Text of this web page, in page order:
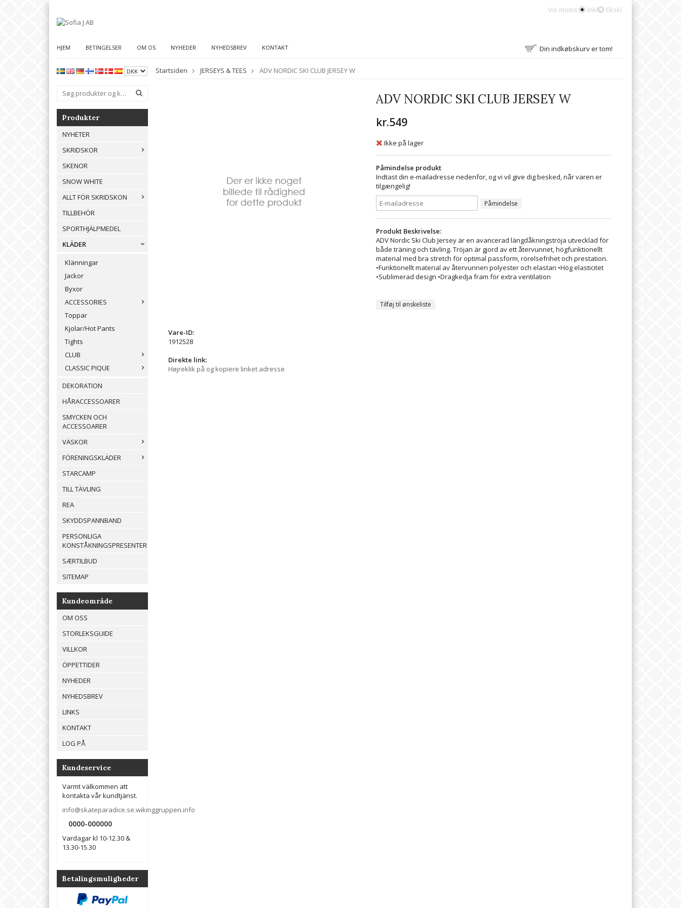
Vis moms: Inkl Ekskl
HJEM BETINGELSER OM OS NYHEDER NYHEDSBREV KONTAKT Din indkøbskurv er tom!
Produkter
NYHETER
SKRIDSKOR
SKENOR
SNOW WHITE
ALLT FÖR SKRIDSKON
TILLBEHÖR
SPORTHJÄLPMEDEL
KLÄDER
Klänningar
Jackor
Byxor
ACCESSORIES
Toppar
Kjolar/Hot Pants
Tights
CLUB
CLASSIC PIQUE
DEKORATION
HÅRACCESSOARER
SMYCKEN OCH
ACCESSOARER
VÄSKOR
FÖRENINGSKLÄDER
STARCAMP
TILL TÄVLING
REA
SKYDDSPANNBAND
PERSONLIGA
KONSTÅKNINGSPRESENTER
SÆRTILBUD
SITEMAP
Kundeområde
OM OSS
STORLEKSGUIDE
VILLKOR
ÖPPETTIDER
NYHEDER
NYHEDSBREV
LINKS
KONTAKT
LOG PÅ
Kundeservice
Varmt välkommen att
kontakta vår kundtjänst.
info@skateparadice.se.wikinggruppen.info
0000-000000
Vardagar kl 10-12.30 &
13.30-15.30
Betalingsmuligheder
Startsiden JERSEYS & TEES ADV NORDIC SKI CLUB JERSEY W
ADV NORDIC SKI CLUB JERSEY W
kr.549
Ikke på lager
Påmindelse produkt
Indtast din e-mailadresse nedenfor, og vi vil give dig besked, når varen er
tilgængelig!
Påmindelse
Produkt Beskrivelse:
ADV Nordic Ski Club Jersey är en avancerad längdåkningströja utvecklad för
både träning och tävling. Tröjan är gjord av ett återvunnet, högfunktionellt
material med bra stretch för optimal passform, rörelsefrihet och prestation.
•Funktionellt material av återvunnen polyester och elastan •Hög elasticitet
•Sublimerad design •Dragkedja fram för extra ventilation
Tilføj til ønskeliste
Vare-ID:
1912528
Direkte link:
Højreklik på og kopiere linket adresse